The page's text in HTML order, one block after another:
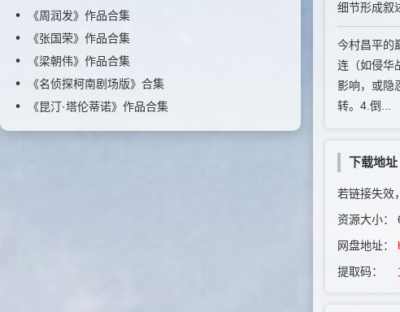
《周润发》作品合集
《张国荣》作品合集
《梁朝伟》作品合集
《名侦探柯南剧场版》合集
《昆汀·塔伦蒂诺》作品合集
细节形成叙
今村昌平的
连（如侵华
影响，或隐
转。4.倒...
下载地址
若链接失效
资源大小：
网盘地址：
提取码：